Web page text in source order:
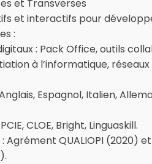
et Transverses
et interactifs pour
:
: Pack Office, outils
à l’informatique, réseaux
Espagnol, Italien,
CLOE, Bright, Linguaskill.
Agrément QUALIOPI (2020) et